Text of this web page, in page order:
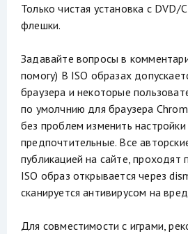
Только чистая установка с DVD/
флешки.
Задавайте вопросы в
помогу) В ISO образах
браузера и некоторые
по умолчнию для браузера
без проблем изменить
предпочтительные. Все
публикацией на сайте, проходят
ISO образ открывается через
сканируется антивирусом на
Для совместимости с играми,